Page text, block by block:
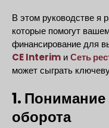
В этом руководстве я
которые помогут
финансирование для
CE Interim иСеть
может сыграть
1.
оборота